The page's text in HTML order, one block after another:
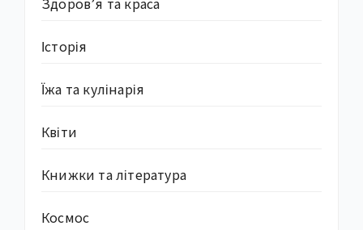
Історія
Їжа та кулінарія
Квіти
Книжки та література
Космос